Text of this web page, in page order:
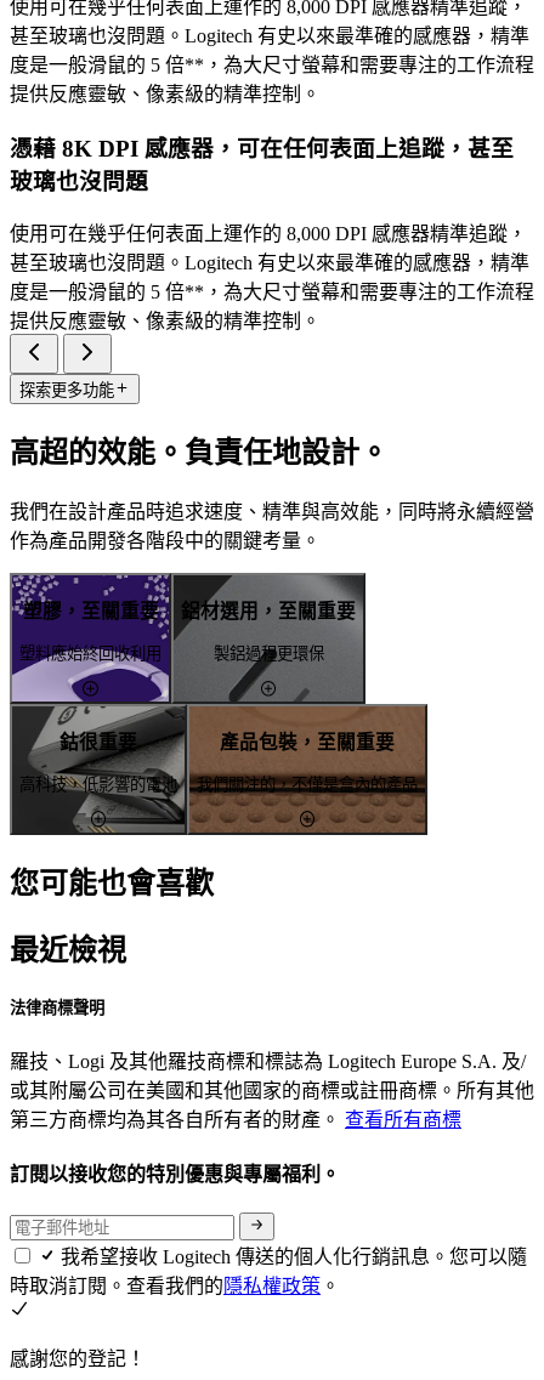
使用可在幾乎任何表面上運作的 8,000 DPI 感應器精準追蹤，
甚至玻璃也沒問題。Logitech 有史以來最準確的感應器，精準
度是一般滑鼠的 5 倍**，為大尺寸螢幕和需要專注的工作流程
提供反應靈敏、像素級的精準控制。
憑藉 8K DPI 感應器，可在任何表面上追蹤，甚至
玻璃也沒問題
使用可在幾乎任何表面上運作的 8,000 DPI 感應器精準追蹤，
甚至玻璃也沒問題。Logitech 有史以來最準確的感應器，精準
度是一般滑鼠的 5 倍**，為大尺寸螢幕和需要專注的工作流程
提供反應靈敏、像素級的精準控制。
探索更多功能
高超的效能。負責任地設計。
我們在設計產品時追求速度、精準與高效能，同時將永續經營
作為產品開發各階段中的關鍵考量。
塑膠，至關重要
塑料應始終回收利用
鋁材選用，至關重要
製鋁過程更環保
鈷很重要
高科技，低影響的電池
產品包裝，至關重要
我們關注的，不僅是盒內的產品
您可能也會喜歡
最近檢視
法律商標聲明
羅技、Logi 及其他羅技商標和標誌為 Logitech Europe S.A. 及/
或其附屬公司在美國和其他國家的商標或註冊商標。所有其他
第三方商標均為其各自所有者的財產。 查看所有商標
訂閱以接收您的特別優惠與專屬福利。
我希望接收 Logitech 傳送的個人化行銷訊息。您可以隨
時取消訂閱。查看我們的隱私權政策 。
感謝您的登記！